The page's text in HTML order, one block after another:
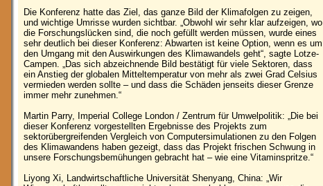
Die Konferenz hatte das Ziel, das ganze Bild der Klimafolgen zu zeigen,
und wichtige Umrisse wurden sichtbar. „Obwohl wir sehr klar aufzeigen, wo
die Forschungslücken sind, die noch gefüllt werden müssen, wurde eines
sehr deutlich bei dieser Konferenz: Abwarten ist keine Option, wenn es um
den Umgang mit den Auswirkungen des Klimawandels geht“, sagte Lotze-
Campen. „Das sich abzeichnende Bild bestätigt für viele Sektoren, dass
ein Anstieg der globalen Mitteltemperatur von mehr als zwei Grad Celsius
vermieden werden sollte – und dass die Schäden jenseits dieser Grenze
immer mehr zunehmen.“
Martin Parry, Imperial College London / Zentrum für Umwelpolitik: „Die bei
dieser Konferenz vorgestellten Ergebnisse des Projekts zum
sektorübergreifenden Vergleich von Computersimulationen zu den Folgen
des Klimawandens haben gezeigt, dass das Projekt frischen Schwung in
unsere Forschungsbemühungen gebracht hat – wie eine Vitaminspritze.“
Liyong Xi, Landwirtschaftliche Universität Shenyang, China: „Wir